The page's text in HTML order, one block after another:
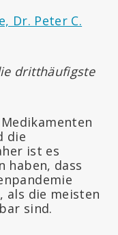
Dr. Peter C.
dritthäufigste
die
ist es
haben, dass
als die meisten
sind.